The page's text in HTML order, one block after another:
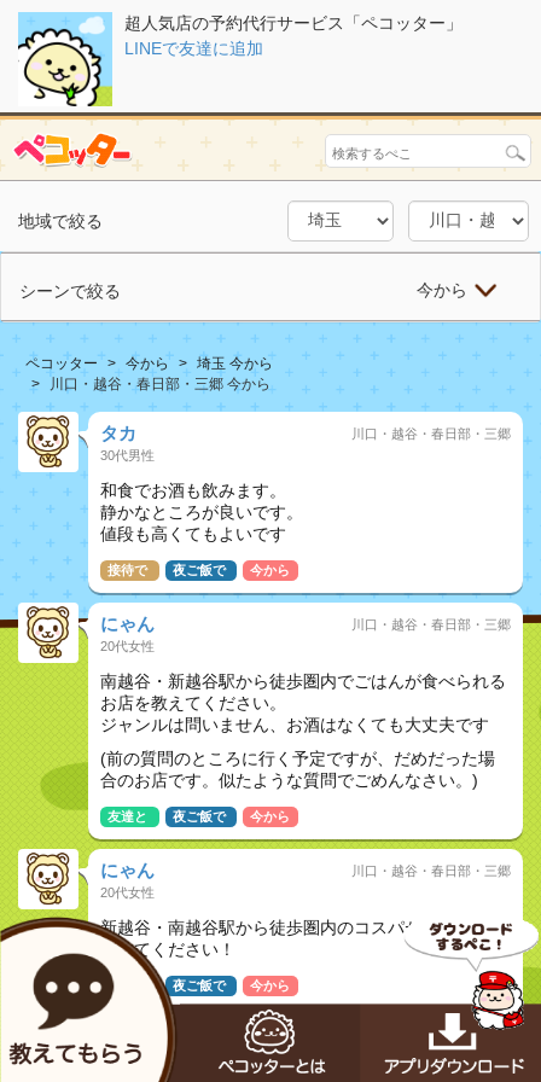
超人気店の予約代行サービス「ペコッター」
LINEで友達に追加
地域で絞る
シーンで絞る 今から
ペコッター 今から
埼玉 今から
川口・越谷・春日部・三郷 今から
タカ
30代男性
川口・越谷・春日部・三郷
和食でお酒も飲みます。
静かなところが良いです。
値段も高くてもよいです
接待で 夜ご飯で 今から
にゃん
20代女性
川口・越谷・春日部・三郷
南越谷・新越谷駅から徒歩圏内でごはんが食べられる
お店を教えてください。
ジャンルは問いません、お酒はなくても大丈夫です
(前の質問のところに行く予定ですが、だめだった場
合のお店です。似たような質問でごめんなさい。)
友達と 夜ご飯で 今から
にゃん
20代女性
川口・越谷・春日部・三郷
新越谷・南越谷駅から徒歩圏内のコスパが良い居酒屋
教えてください！
友達と 夜ご飯で 今から
けいすけ
10代男性
川口・越谷・春日部・三郷